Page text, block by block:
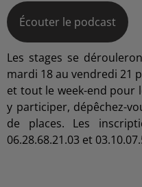
Écouter le podcast
Les stages se
mardi 18 au vendredi 21
et tout le week-end pour
y participer, dépêchez-
de places. Les
06.28.68.21.03 et